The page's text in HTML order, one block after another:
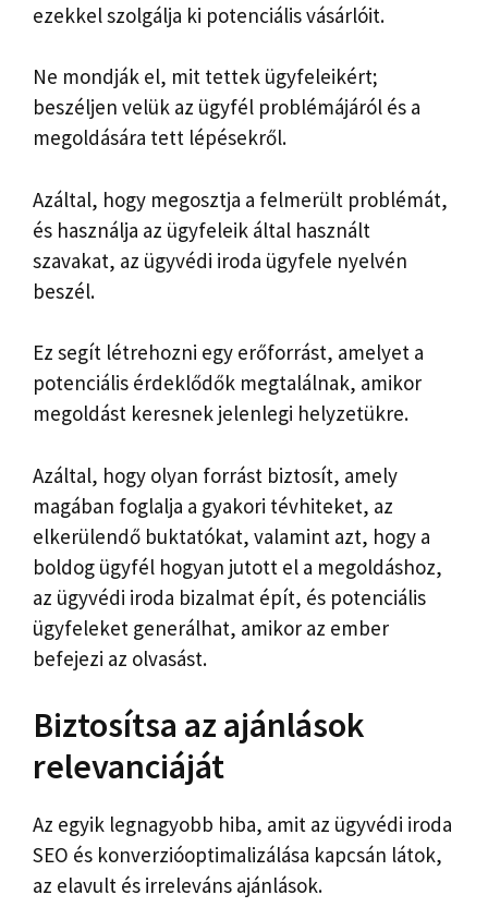
ezekkel szolgálja ki potenciális vásárlóit.
Ne mondják el, mit tettek ügyfeleikért;
beszéljen velük az ügyfél problémájáról és a
megoldására tett lépésekről.
Azáltal, hogy megosztja a felmerült problémát,
és használja az ügyfeleik által használt
szavakat, az ügyvédi iroda ügyfele nyelvén
beszél.
Ez segít létrehozni egy erőforrást, amelyet a
potenciális érdeklődők megtalálnak, amikor
megoldást keresnek jelenlegi helyzetükre.
Azáltal, hogy olyan forrást biztosít, amely
magában foglalja a gyakori tévhiteket, az
elkerülendő buktatókat, valamint azt, hogy a
boldog ügyfél hogyan jutott el a megoldáshoz,
az ügyvédi iroda bizalmat épít, és potenciális
ügyfeleket generálhat, amikor az ember
befejezi az olvasást.
Biztosítsa az ajánlások
relevanciáját
Az egyik legnagyobb hiba, amit az ügyvédi iroda
SEO és konverzióoptimalizálása kapcsán látok,
az elavult és irreleváns ajánlások.